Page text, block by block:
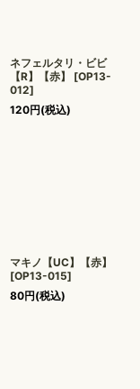
ネフェルタリ・ビビ
【R】【赤】
[OP13-
012]
120円(税込)
マキノ【UC】【赤】
[OP13-015]
80円(税込)